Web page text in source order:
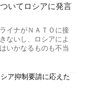
いてロシアに発言
イナがＮＡＴＯに接
ないし、ロシアによ
いかなるものも不当